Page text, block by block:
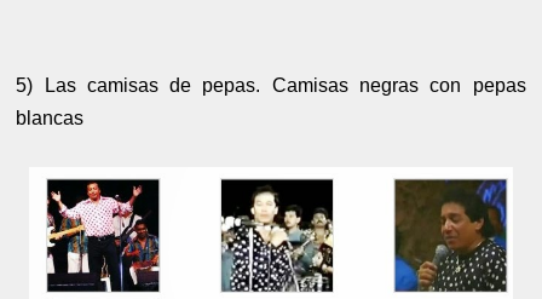
5) Las camisas de pepas. Camisas negras con pepas
blancas